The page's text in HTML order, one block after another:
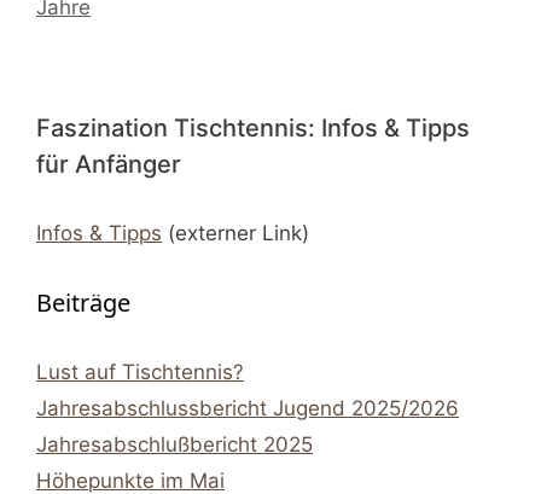
Jahre
Faszination Tischtennis: Infos & Tipps
für Anfänger
Infos & Tipps (externer Link)
Beiträge
Lust auf Tischtennis?
Jahresabschlussbericht Jugend 2025/2026
Jahresabschlußbericht 2025
Höhepunkte im Mai